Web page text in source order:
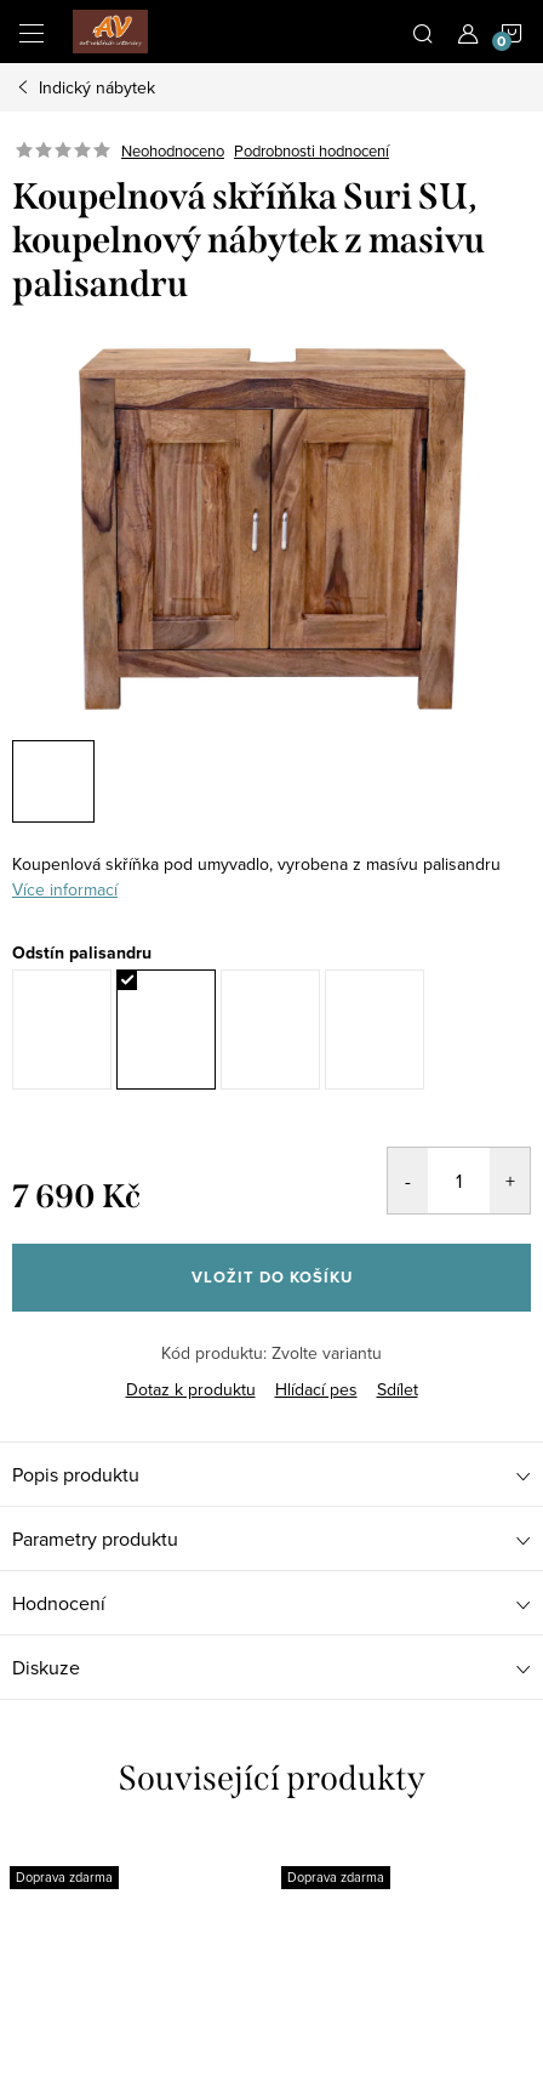
obsah
Indický nábytek
Neohodnoceno Podrobnosti hodnocení
Koupelnová skříňka Suri SU,
koupelnový nábytek z masivu
palisandru
Koupenlová skříňka pod umyvadlo, vyrobena z masívu palisandru
Více informací
Odstín palisandru
7 690 Kč
cena:
VLOŽIT DO KOŠÍKU
Kód produktu: Zvolte variantu
Dotaz k produktu
Hlídací pes Sdílet
Popis produktu
Parametry produktu
Hodnocení
Diskuze
Související produkty
Doprava zdarma Doprava zdarma